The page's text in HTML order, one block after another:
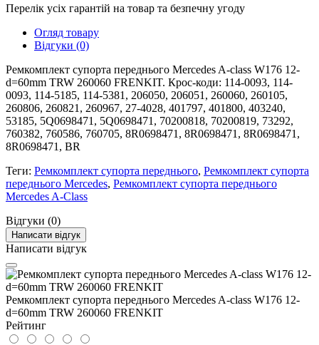
Перелік усіх гарантій на товар та безпечну угоду
Огляд товару
Відгуки (0)
Ремкомплект супорта переднього Mercedes A-class W176 12-
d=60mm TRW 260060 FRENKIT. Крос-коди: 114-0093, 114-
0093, 114-5185, 114-5381, 206050, 206051, 260060, 260105,
260806, 260821, 260967, 27-4028, 401797, 401800, 403240,
53185, 5Q0698471, 5Q0698471, 70200818, 70200819, 73292,
760382, 760586, 760705, 8R0698471, 8R0698471, 8R0698471,
8R0698471, BR
Теги: Ремкомплект супорта переднього, Ремкомплект супорта
переднього Mercedes, Ремкомплект супорта переднього
Mercedes A-Class
Відгуки (0)
Написати відгук
Написати відгук
Ремкомплект супорта переднього Mercedes A-class W176 12-
d=60mm TRW 260060 FRENKIT
Рейтинг